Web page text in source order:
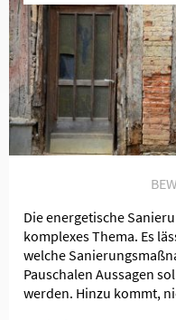
Die energetische
komplexes Thema. Es
welche
Pauschalen Aussagen
werden. Hinzu kommt,